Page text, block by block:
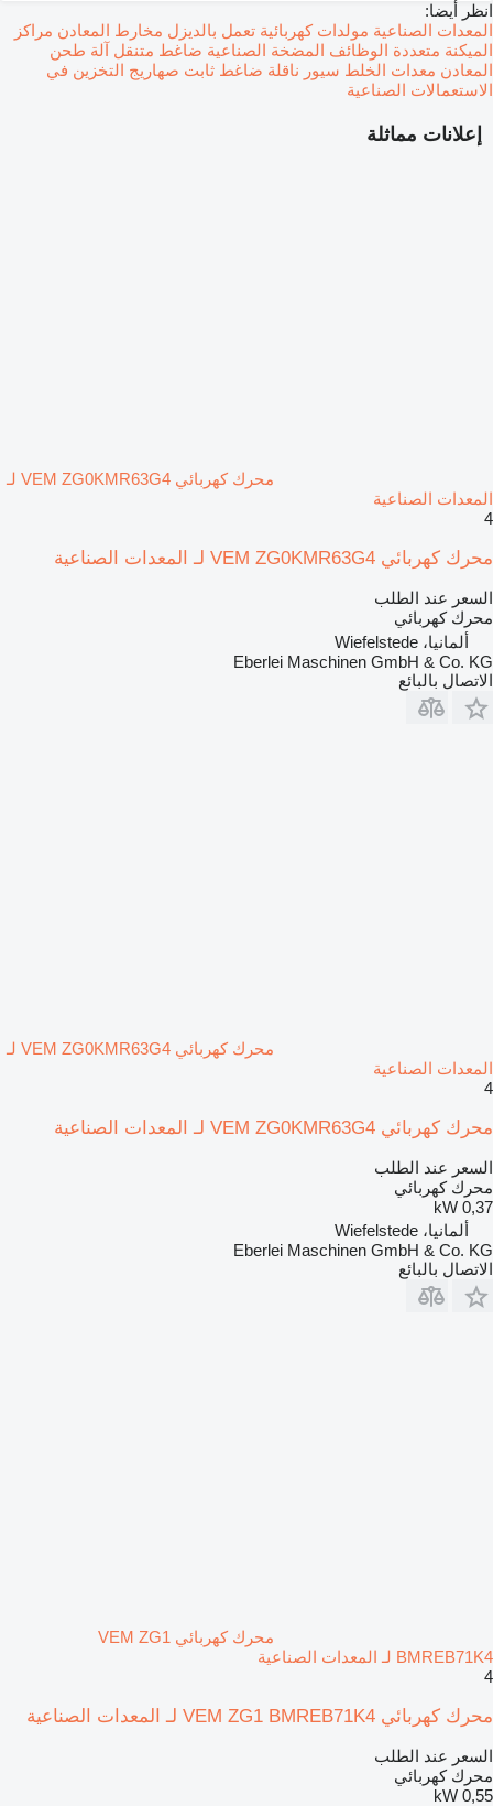
إعلانات مماثلة
محرك كهربائي VEM ZG0KMR63G4 لـ
المعدات الصناعية
4
محرك كهربائي VEM ZG0KMR63G4 لـ المعدات الصناعية
السعر عند الطلب
محرك كهربائي
ألمانيا، Wiefelstede
Eberlei Maschinen GmbH & Co. KG
الاتصال بالبائع
محرك كهربائي VEM ZG0KMR63G4 لـ
المعدات الصناعية
4
محرك كهربائي VEM ZG0KMR63G4 لـ المعدات الصناعية
السعر عند الطلب
محرك كهربائي
0,37 kW
ألمانيا، Wiefelstede
Eberlei Maschinen GmbH & Co. KG
الاتصال بالبائع
محرك كهربائي VEM ZG1
BMREB71K4 لـ المعدات الصناعية
4
محرك كهربائي VEM ZG1 BMREB71K4 لـ المعدات الصناعية
السعر عند الطلب
محرك كهربائي
0,55 kW
انظر أيضا:
المعدات الصناعية مولدات كهربائية تعمل بالديزل مخارط المعادن مراكز
الميكنة متعددة الوظائف المضخة الصناعية ضاغط متنقل آلة طحن
المعادن معدات الخلط سيور ناقلة ضاغط ثابت صهاريج التخزين في
الاستعمالات الصناعية